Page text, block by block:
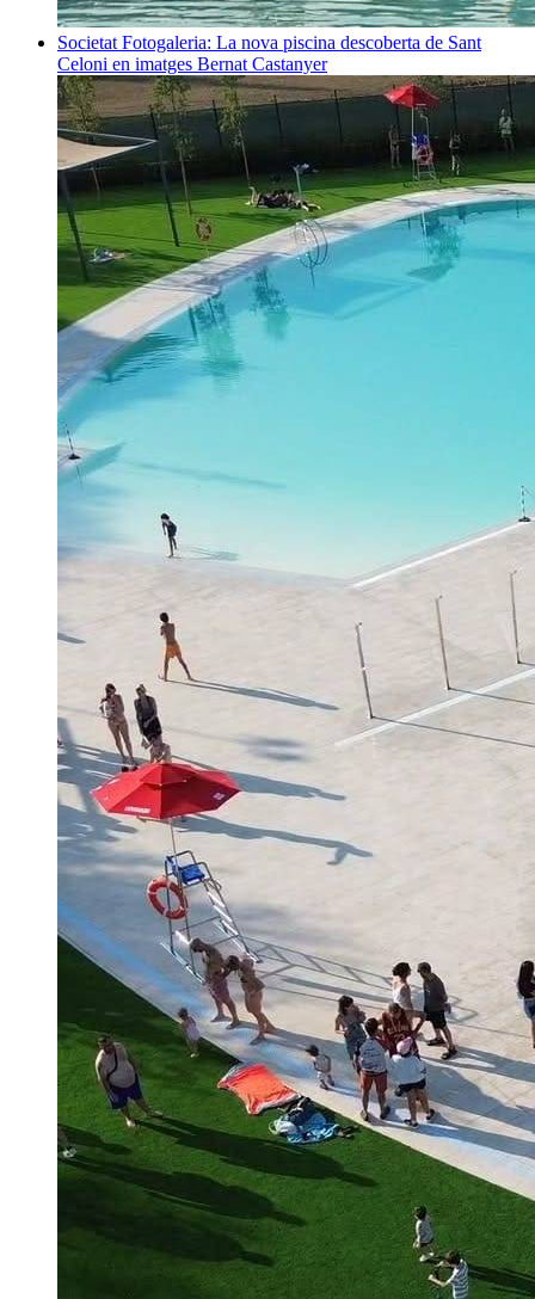
Societat Fotogaleria: La nova piscina descoberta de Sant
Celoni en imatges Bernat Castanyer